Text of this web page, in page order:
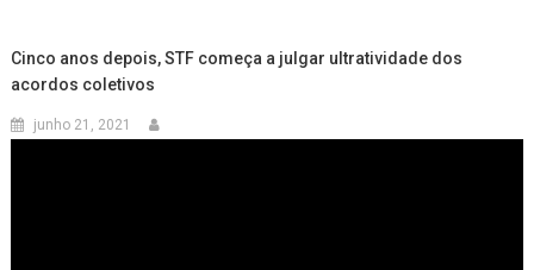
Cinco anos depois, STF começa a julgar ultratividade dos
acordos coletivos
junho 21, 2021